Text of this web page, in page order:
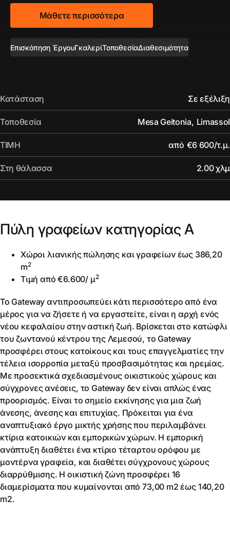
Μάθετε περισσότερα
Επισκόπηση ΈργουΓκαλερίΤοποθεσίαΔιαθεσιμότητα
Κατάσταση Σε εξέλιξη
Τοποθεσία Mesa Geitonia, Limassol
ΤΙΜΗ από €6 600/τ.μ.
Στη θάλασσα 2.00 χλμ
Πύλη γραφείων κατηγορίας Α
Χώροι λιανικής πώλησης και γραφείων έως 386,20
m2
Τιμή από €6.600/ μ2
Το Gateway αντιπροσωπεύει κάτι περισσότερο από ένα
μέρος για να ζήσετε ή να εργαστείτε, είναι η αρχή ενός
νέου κεφαλαίου στην αστική ζωή. Βρίσκεται στο κατώφλι
του ζωντανού κέντρου της Λεμεσού, το Gateway
προσφέρει στους κατοίκους και τους επαγγελματίες την
τέλεια ισορροπία μεταξύ προσβασιμότητας και ηρεμίας.
Με προσεκτικά σχεδιασμένους οικιστικούς χώρους και
σύγχρονες ανέσεις, το Gateway δεν είναι απλώς ένας
προορισμός. Είναι το σημείο εκκίνησης για μια ζωή
άνεσης, άνεσης και επιτυχίας. Πρόκειται για ένα
αναπτυξιακό έργο μικτής χρήσης που περιλαμβάνει
κτίρια κατοικιών και εμπορικών χώρων. Η εμπορική
ανάπτυξη διαθέτει ένα κτίριο τέταρτου ορόφου με
μοντέρνα γραφεία, και διαθέτει σύγχρονους χώρους
διαρρύθμισης. Η οικιστική ζώνη προσφέρει 16
διαμερίσματα που κυμαίνονται από 73,00 m2 έως 140,20
m2.